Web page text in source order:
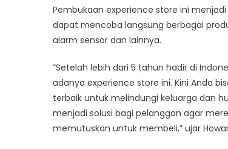
Pembukaan experience store ini
dapat mencoba langsung berbagai
alarm sensor dan lainnya.
“Setelah lebih dari 5 tahun hadir di
adanya experience store ini. Kini Anda
terbaik untuk melindungi keluarga dan
menjadi solusi bagi pelanggan agar
memutuskan untuk membeli,” ujar